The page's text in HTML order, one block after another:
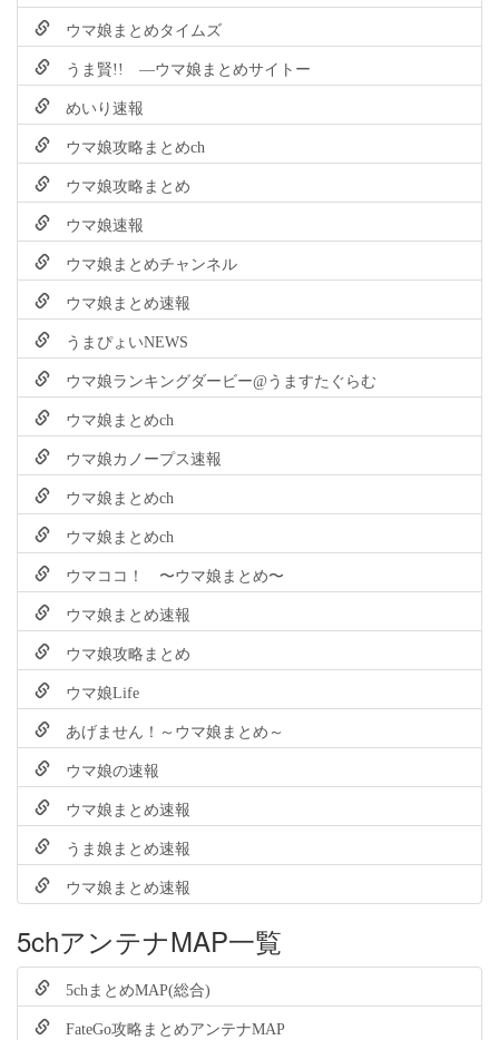
ウマ娘まとめタイムズ
うま賢!! ―ウマ娘まとめサイトー
めいり速報
ウマ娘攻略まとめch
ウマ娘攻略まとめ
ウマ娘速報
ウマ娘まとめチャンネル
ウマ娘まとめ速報
うまぴょいNEWS
ウマ娘ランキングダービー@うますたぐらむ
ウマ娘まとめch
ウマ娘カノープス速報
ウマ娘まとめch
ウマ娘まとめch
ウマココ！ 〜ウマ娘まとめ〜
ウマ娘まとめ速報
ウマ娘攻略まとめ
ウマ娘Life
あげません！～ウマ娘まとめ～
ウマ娘の速報
ウマ娘まとめ速報
うま娘まとめ速報
ウマ娘まとめ速報
5chアンテナMAP一覧
5chまとめMAP(総合)
FateGo攻略まとめアンテナMAP